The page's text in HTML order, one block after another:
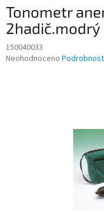
Tonometr
2hadič.modrý
150040033
Průměrné
Neohodnoceno